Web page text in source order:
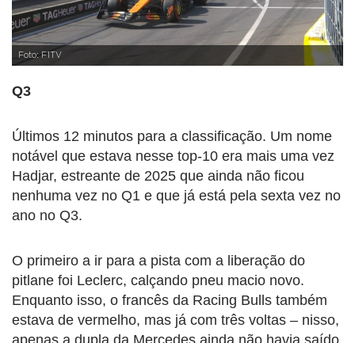
Foto: F1TV
Q3
Últimos 12 minutos para a classificação. Um nome
notável que estava nesse top-10 era mais uma vez
Hadjar, estreante de 2025 que ainda não ficou
nenhuma vez no Q1 e que já está pela sexta vez no
ano no Q3.
O primeiro a ir para a pista com a liberação do
pitlane foi Leclerc, calçando pneu macio novo.
Enquanto isso, o francês da Racing Bulls também
estava de vermelho, mas já com três voltas – nisso,